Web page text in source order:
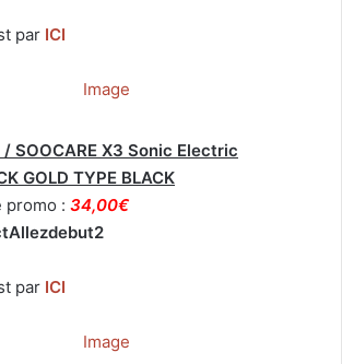
par ICI
SOOCARE X3 Sonic Electric
GOLD TYPE BLACK
promo : 34,00€
par ICI